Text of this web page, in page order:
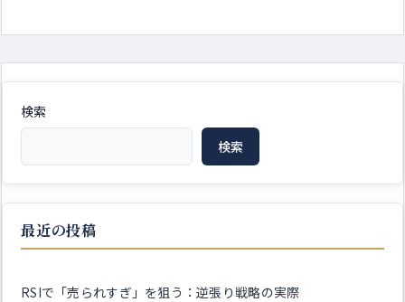
検索
検索
最近の投稿
RSIで「売られすぎ」を狙う：逆張り戦略の実際